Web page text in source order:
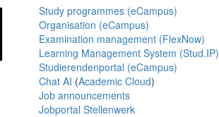
Study programmes (eCampus)
Organisation (eCampus)
Examination management (FlexNow)
Learning Management System (Stud.IP)
Studierendenportal (eCampus)
Chat AI (Academic Cloud)
Job announcements
Jobportal Stellenwerk